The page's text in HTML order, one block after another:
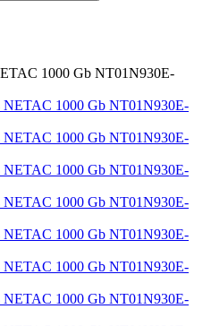
1000 Gb NT01N930E-